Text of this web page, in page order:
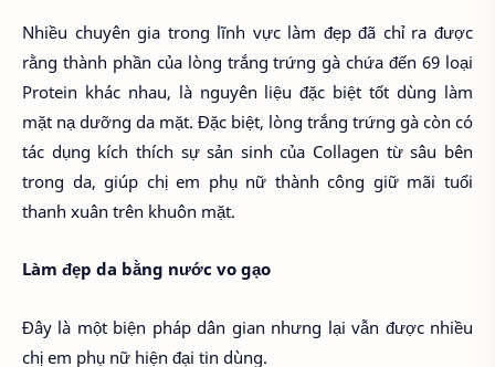
Nhiều chuyên gia trong lĩnh vực làm đẹp đã chỉ ra được
rằng thành phần của lòng trắng trứng gà chứa đến 69 loại
Protein khác nhau, là nguyên liệu đặc biệt tốt dùng làm
mặt nạ dưỡng da mặt. Đặc biệt, lòng trắng trứng gà còn có
tác dụng kích thích sự sản sinh của Collagen từ sâu bên
trong da, giúp chị em phụ nữ thành công giữ mãi tuổi
thanh xuân trên khuôn mặt.
Làm đẹp da bằng nước vo gạo
Đây là một biện pháp dân gian nhưng lại vẫn được nhiều
chị em phụ nữ hiện đại tin dùng.